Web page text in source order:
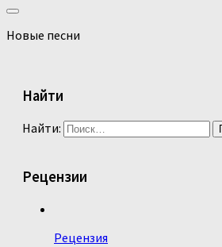
Новые песни
Найти
Найти:
Рецензии
Рецензия